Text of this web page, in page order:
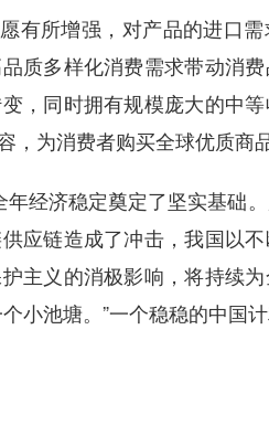
有所增强，对产品的进口
质多样化消费需求带动消
，同时拥有规模庞大的中
为消费者购买全球优质商
经济稳定奠定了坚实基础
应链造成了冲击，我国以
主义的消极影响，将持续
小池塘。”一个稳稳的中国